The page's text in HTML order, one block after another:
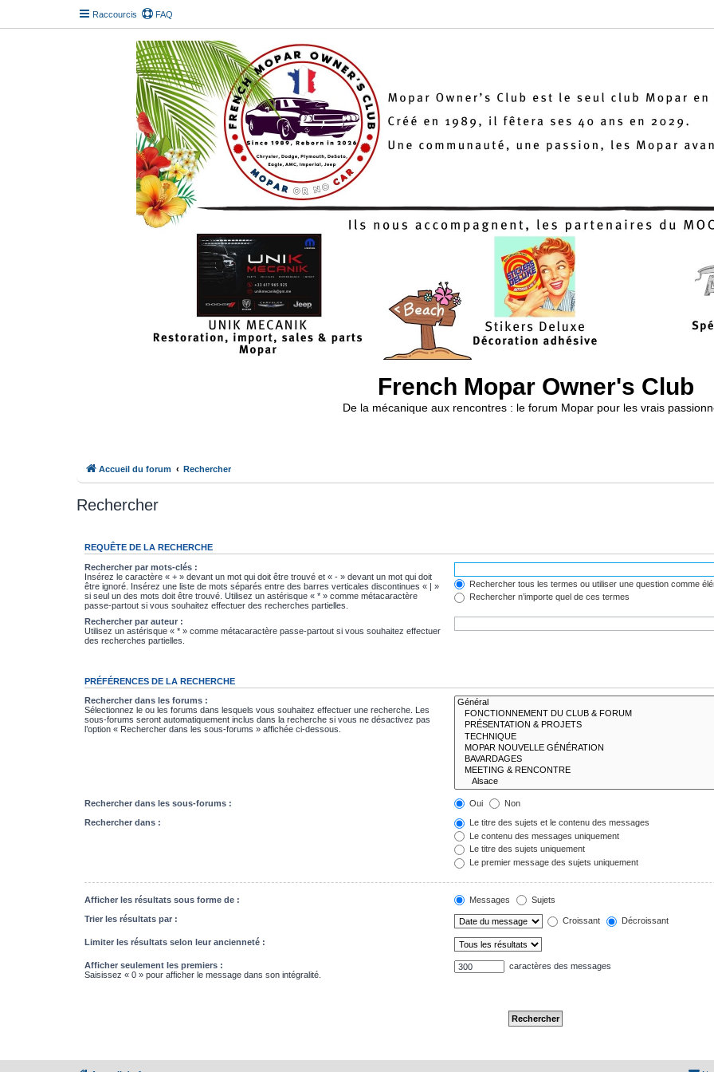
Raccourcis FAQ
French Mopar Owner's Club
De la mécanique aux rencontres : le forum Mopar pour les vrais
Accueil du forum Rechercher
Rechercher
REQUÊTE DE LA RECHERCHE
Rechercher par mots-clés :
Insérez le caractère « + » devant un mot qui doit être trouvé et « - » devant un mot qui doit
être ignoré. Insérez une liste de mots séparés entre des barres verticales discontinues « | »
si seul un des mots doit être trouvé. Utilisez un astérisque « * » comme métacaractère
passe-partout si vous souhaitez effectuer des recherches partielles.
Rechercher tous les termes ou utiliser une question comme
Rechercher n’importe quel de ces termes
Rechercher par auteur :
Utilisez un astérisque « * » comme métacaractère passe-partout si vous souhaitez effectuer
des recherches partielles.
PRÉFÉRENCES DE LA RECHERCHE
Rechercher dans les forums :
Sélectionnez le ou les forums dans lesquels vous souhaitez effectuer une recherche. Les
sous-forums seront automatiquement inclus dans la recherche si vous ne désactivez pas
l’option « Rechercher dans les sous-forums » affichée ci-dessous.
Rechercher dans les sous-forums : Oui Non
Rechercher dans :
Le titre des sujets et le contenu des messages
Le contenu des messages uniquement
Le titre des sujets uniquement
Le premier message des sujets uniquement
Afficher les résultats sous forme de : Messages Sujets
Trier les résultats par : Croissant Décroissant
Limiter les résultats selon leur ancienneté :
Afficher seulement les premiers :
Saisissez « 0 » pour afficher le message dans son intégralité.
caractères des messages